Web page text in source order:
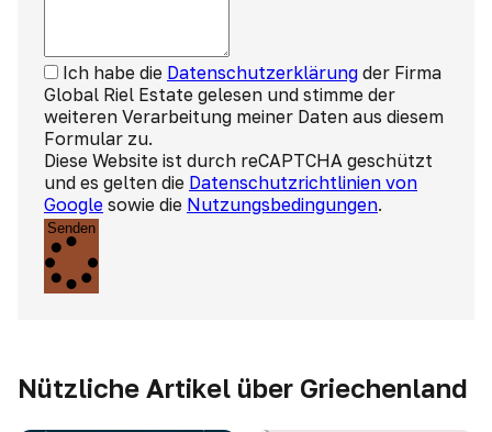
Ich habe die Datenschutzerklärung der Firma
Global Riel Estate gelesen und stimme der
weiteren Verarbeitung meiner Daten aus diesem
Formular zu.
Diese Website ist durch reCAPTCHA geschützt
und es gelten die Datenschutzrichtlinien von
Google sowie die Nutzungsbedingungen.
Senden
Nützliche Artikel über Griechenland